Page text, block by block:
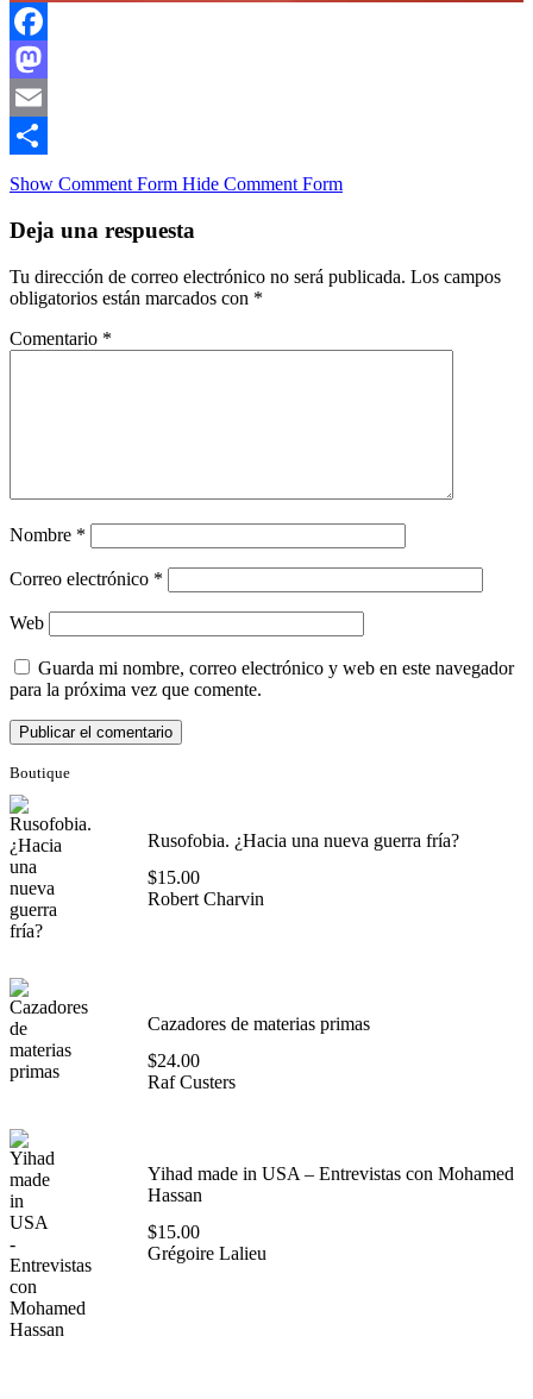
Facebook
Mastodon
Email
Compartir
Show Comment Form Hide Comment Form
Deja una respuesta
Tu dirección de correo electrónico no será publicada. Los campos
obligatorios están marcados con *
Comentario *
Nombre *
Correo electrónico *
Web
Guarda mi nombre, correo electrónico y web en este navegador
para la próxima vez que comente.
Boutique
Rusofobia. ¿Hacia una nueva guerra fría?
$15.00
Robert Charvin
Cazadores de materias primas
$24.00
Raf Custers
Yihad made in USA – Entrevistas con Mohamed
Hassan
$15.00
Grégoire Lalieu